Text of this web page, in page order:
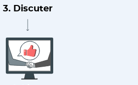
3. Discuter